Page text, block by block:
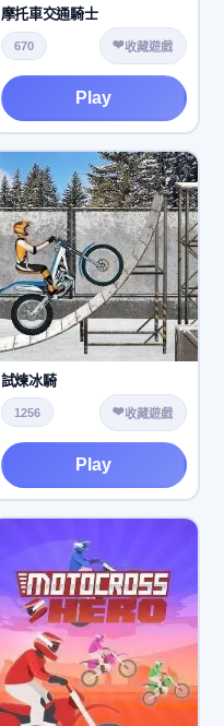
摩托車交通騎士
670 ❤️收藏遊戲
Play
試煉冰騎
1256 ❤️收藏遊戲
Play